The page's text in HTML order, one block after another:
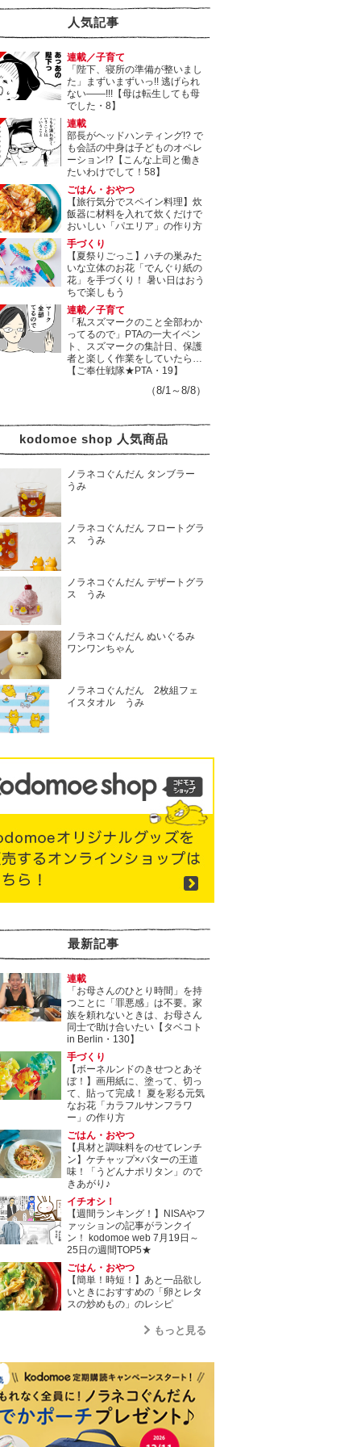
人気記事
連載／子育て
「陛下、寝所の準備が整いまし
た」まずいまずいっ!! 逃げられ
ない――!!!【母は転生しても母
でした・8】
連載
部長がヘッドハンティング!? で
も会話の中身は子どものオペレ
ーション!?【こんな上司と働き
たいわけでして！58】
ごはん・おやつ
【旅行気分でスペイン料理】炊
飯器に材料を入れて炊くだけで
おいしい「パエリア」の作り方
手づくり
【夏祭りごっこ】ハチの巣みた
いな立体のお花「でんぐり紙の
花」を手づくり！ 暑い日はおう
ちで楽しもう
連載／子育て
「私スズマークのこと全部わか
ってるので」PTAの一大イベン
ト、スズマークの集計日、保護
者と楽しく作業をしていたら…
【ご奉仕戦隊★PTA・19】
（8/1～8/8）
kodomoe shop 人気商品
ノラネコぐんだん タンブラー
うみ
ノラネコぐんだん フロートグラ
ス うみ
ノラネコぐんだん デザートグラ
ス うみ
ノラネコぐんだん ぬいぐるみ
ワンワンちゃん
ノラネコぐんだん 2枚組フェ
イスタオル うみ
最新記事
連載
「お母さんのひとり時間」を持
つことに「罪悪感」は不要。家
族を頼れないときは、お母さん
同士で助け合いたい【タベコト
in Berlin・130】
手づくり
【ボーネルンドのきせつとあそ
ぼ！】画用紙に、塗って、切っ
て、貼って完成！ 夏を彩る元気
なお花「カラフルサンフラワ
ー」の作り方
ごはん・おやつ
【具材と調味料をのせてレンチ
ン】ケチャップ×バターの王道
味！「うどんナポリタン」ので
きあがり♪
イチオシ！
【週間ランキング！】NISAやフ
ァッションの記事がランクイ
ン！ kodomoe web 7月19日～
25日の週間TOP5★
ごはん・おやつ
【簡単！時短！】あと一品欲し
いときにおすすめの「卵とレタ
スの炒めもの」のレシピ
もっと見る